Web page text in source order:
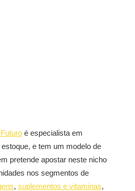
é especialista em
e tem um modelo de
pretende apostar neste nicho
nos segmentos de
, suplementos e vitaminas,